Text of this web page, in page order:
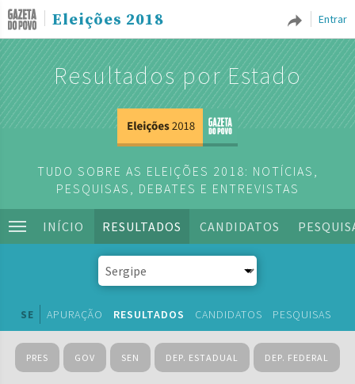
Entrar
Eleições 2018
Resultados por Estado
TUDO SOBRE AS ELEIÇÕES 2018: NOTÍCIAS,
PESQUISAS, DEBATES E ENTREVISTAS
INÍCIO RESULTADOS CANDIDATOS
SE APURAÇÃO RESULTADOS CANDIDATOS PESQUISAS
PRES GOV SEN DEP. ESTADUAL DEP. FEDERAL